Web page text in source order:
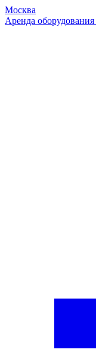
Москва
Аренда оборудования